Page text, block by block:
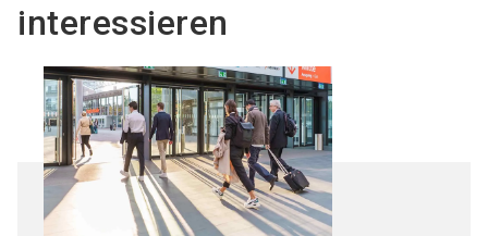
interessieren